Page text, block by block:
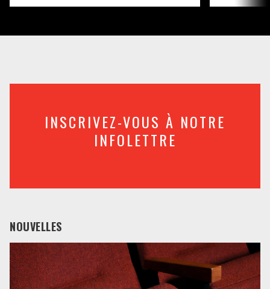
INSCRIVEZ-VOUS À NOTRE
INFOLETTRE
NOUVELLES